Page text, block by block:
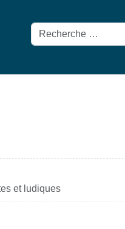
Rechercher
et ludiques